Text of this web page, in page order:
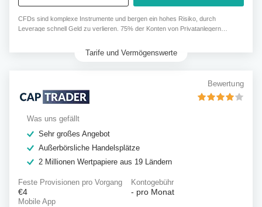
CFDs sind komplexe Instrumente und bergen ein hohes Risiko, durch
Leverage schnell Geld zu verlieren. 75% der Konten von Privatanlegern
Tarife und Vermögenswerte
Bewertung
Was uns gefällt
Sehr großes Angebot
Außerbörsliche Handelsplätze
2 Millionen Wertpapiere aus 19 Ländern
Feste Provisionen pro Vorgang
€4
Kontogebühr
- pro Monat
Mobile App